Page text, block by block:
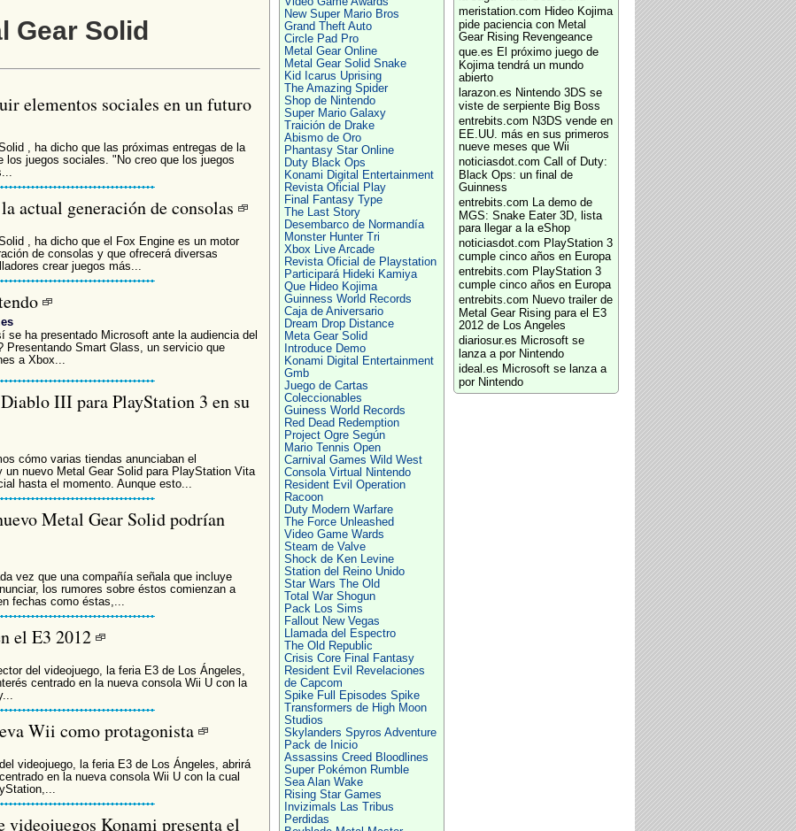
Gear Solid
elementos sociales en un futuro
, ha dicho que las próximas entregas de la
juegos sociales. "No creo que los juegos
actual generación de consolas
, ha dicho que el Fox Engine es un motor
de consolas y que ofrecerá diversas
crear juegos más...
se ha presentado Microsoft ante la audiencia del
Presentando Smart Glass, un servicio que
a Xbox...
III para PlayStation 3 en su
cómo varias tiendas anunciaban el
un nuevo Metal Gear Solid para PlayStation Vita
hasta el momento. Aunque esto...
Metal Gear Solid podrían
vez que una compañía señala que incluye
los rumores sobre éstos comienzan a
fechas como éstas,...
el E3 2012
del videojuego, la feria E3 de Los Ángeles,
centrado en la nueva consola Wii U con la
Wii como protagonista
videojuego, la feria E3 de Los Ángeles, abrirá
en la nueva consola Wii U con la cual
videojuegos Konami presenta el
New Super Mario Bros
Grand Theft Auto
Circle Pad Pro
Metal Gear Online
Metal Gear Solid Snake
Kid Icarus Uprising
The Amazing Spider
Shop de Nintendo
Super Mario Galaxy
Traición de Drake
Abismo de Oro
Phantasy Star Online
Duty Black Ops
Konami Digital Entertainment
Revista Oficial Play
Final Fantasy Type
The Last Story
Desembarco de Normandía
Monster Hunter Tri
Xbox Live Arcade
Revista Oficial de Playstation
Participará Hideki Kamiya
Que Hideo Kojima
Guinness World Records
Caja de Aniversario
Dream Drop Distance
Meta Gear Solid
Introduce Demo
Konami Digital Entertainment
Gmb
Juego de Cartas
Coleccionables
Guiness World Records
Red Dead Redemption
Project Ogre Según
Mario Tennis Open
Carnival Games Wild West
Consola Virtual Nintendo
Resident Evil Operation
Racoon
Duty Modern Warfare
The Force Unleashed
Video Game Wards
Steam de Valve
Shock de Ken Levine
Station del Reino Unido
Star Wars The Old
Total War Shogun
Pack Los Sims
Fallout New Vegas
Llamada del Espectro
The Old Republic
Crisis Core Final Fantasy
Resident Evil Revelaciones
de Capcom
Spike Full Episodes Spike
Transformers de High Moon
Studios
Skylanders Spyros Adventure
Pack de Inicio
Assassins Creed Bloodlines
Super Pokémon Rumble
Sea Alan Wake
Rising Star Games
Invizimals Las Tribus
Perdidas
meristation.com Hideo Kojima
pide paciencia con Metal
Gear Rising Revengeance
que.es El próximo juego de
Kojima tendrá un mundo
abierto
larazon.es Nintendo 3DS se
viste de serpiente Big Boss
entrebits.com N3DS vende en
EE.UU. más en sus primeros
nueve meses que Wii
noticiasdot.com Call of Duty:
Black Ops: un final de
Guinness
entrebits.com La demo de
MGS: Snake Eater 3D, lista
para llegar a la eShop
noticiasdot.com PlayStation 3
cumple cinco años en Europa
entrebits.com PlayStation 3
cumple cinco años en Europa
entrebits.com Nuevo trailer de
Metal Gear Rising para el E3
2012 de Los Angeles
diariosur.es Microsoft se
lanza a por Nintendo
ideal.es Microsoft se lanza a
por Nintendo